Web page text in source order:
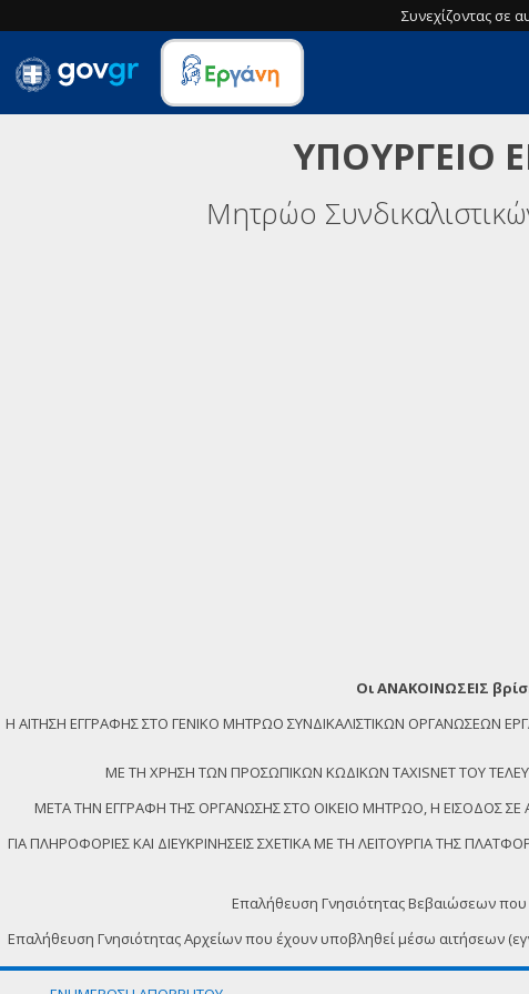
Συνεχίζοντας σε
ΥΠΟΥΡΓΕΙΟ
Μητρώο
Οι ΑΝΑΚΟΙΝΩΣΕΙΣ
Η ΑΙΤΗΣΗ ΕΓΓΡΑΦΗΣ ΣΤΟ ΓΕΝΙΚΟ ΜΗΤΡΩΟ ΣΥΝΔΙΚΑΛΙΣΤΙΚΩΝ
ΜΕ ΤΗ ΧΡΗΣΗ ΤΩΝ ΠΡΟΣΩΠΙΚΩΝ ΚΩΔΙΚΩΝ TAXISNET ΤΟΥ
ΜΕΤΑ ΤΗΝ ΕΓΓΡΑΦΗ ΤΗΣ ΟΡΓΑΝΩΣΗΣ ΣΤΟ ΟΙΚΕΙΟ ΜΗΤΡΩΟ, Η ΕΙΣΟΔΟΣ
ΓΙΑ ΠΛΗΡΟΦΟΡΙΕΣ ΚΑΙ ΔΙΕΥΚΡΙΝΗΣΕΙΣ ΣΧΕΤΙΚΑ ΜΕ ΤΗ ΛΕΙΤΟΥΡΓΙΑ ΤΗΣ
Επαλήθευση Γνησιότητας Βεβαιώσεων
Επαλήθευση Γνησιότητας Αρχείων που έχουν υποβληθεί μέσω αιτήσεων